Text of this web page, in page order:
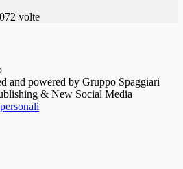
volte
and powered by Gruppo Spaggiari
& New Social Media